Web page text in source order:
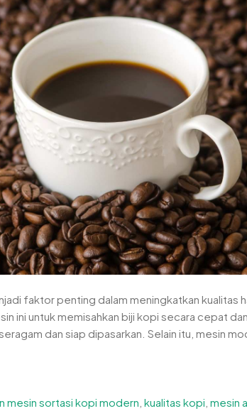
faktor penting dalam meningkatkan kualitas
ini untuk memisahkan biji kopi secara cepat
dan siap dipasarkan. Selain itu, mesin
mesin sortasi kopi modern kualitas kopi mesin